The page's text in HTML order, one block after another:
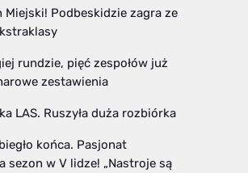
Miejski! Podbeskidzie zagra ze
rundzie, pięć zespołów już
zestawienia
LAS. Ruszyła duża rozbiórka
końca. Pasjonat
sezon w V lidze! „Nastroje są